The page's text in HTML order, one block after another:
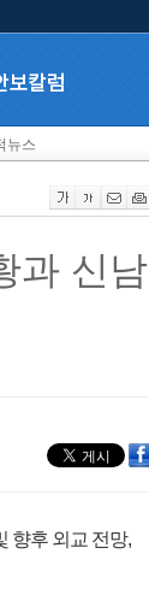
뉴스
과 신남
향후 외교 전망,